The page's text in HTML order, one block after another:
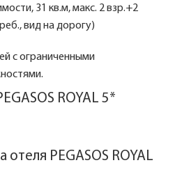
31 кв.м, макс. 2 взр.+2
вид на дорогу)
с ограниченными
ROYAL 5*
PEGASOS ROYAL